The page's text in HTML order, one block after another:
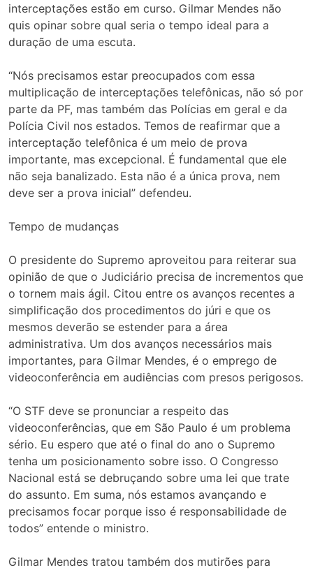
interceptações estão em curso. Gilmar Mendes não
quis opinar sobre qual seria o tempo ideal para a
duração de uma escuta.
“Nós precisamos estar preocupados com essa
multiplicação de interceptações telefônicas, não só por
parte da PF, mas também das Polícias em geral e da
Polícia Civil nos estados. Temos de reafirmar que a
interceptação telefônica é um meio de prova
importante, mas excepcional. É fundamental que ele
não seja banalizado. Esta não é a única prova, nem
deve ser a prova inicial” defendeu.
Tempo de mudanças
O presidente do Supremo aproveitou para reiterar sua
opinião de que o Judiciário precisa de incrementos que
o tornem mais ágil. Citou entre os avanços recentes a
simplificação dos procedimentos do júri e que os
mesmos deverão se estender para a área
administrativa. Um dos avanços necessários mais
importantes, para Gilmar Mendes, é o emprego de
videoconferência em audiências com presos perigosos.
“O STF deve se pronunciar a respeito das
videoconferências, que em São Paulo é um problema
sério. Eu espero que até o final do ano o Supremo
tenha um posicionamento sobre isso. O Congresso
Nacional está se debruçando sobre uma lei que trate
do assunto. Em suma, nós estamos avançando e
precisamos focar porque isso é responsabilidade de
todos” entende o ministro.
Gilmar Mendes tratou também dos mutirões para